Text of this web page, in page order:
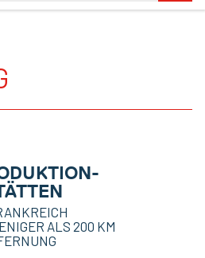
ALS 200 KM